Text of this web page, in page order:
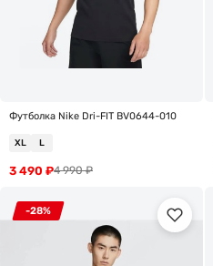
Футболка Nike Dri-FIT BV0644-010
XL L
4 990₽
3 490 ₽
-28%